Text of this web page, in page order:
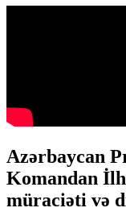
Azərbaycan
Komandan
müraciəti və